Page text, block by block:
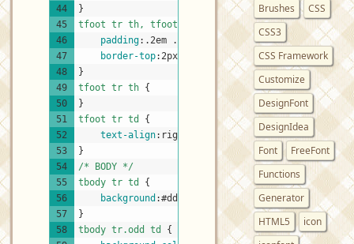
44
45
46
47
48
49
50
51
52
53
54
55
56
57
58
}
tfoot tr th, tfoot tr td
padding: .2em .6em
border-top: 2px #a5d768
;
}
tfoot tr th {
}
tfoot tr td
{
text-align: right
}
/* BODY */
tbody tr td
{
background :#ddf0bd "img/bg_cell.gif" )
}
tbody tr.odd td
{
Brushes
CSS
CSS3
CSS Framework
Customize
DesignFont
DesignIdea
Font
FreeFont
Functions
Generator
HTML5
icon